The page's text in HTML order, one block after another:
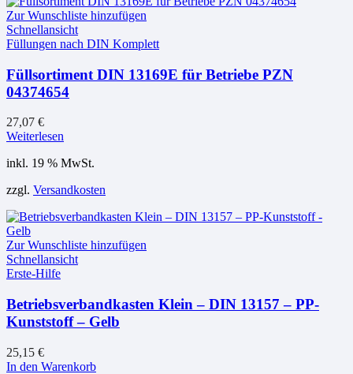
Zur Wunschliste hinzufügen
Schnellansicht
Füllungen nach DIN Komplett
Füllsortiment DIN 13169E für Betriebe PZN
04374654
27,07 €
Weiterlesen
inkl. 19 % MwSt.
zzgl. Versandkosten
Zur Wunschliste hinzufügen
Schnellansicht
Erste-Hilfe
Betriebsverbandkasten Klein – DIN 13157 – PP-
Kunststoff – Gelb
25,15 €
In den Warenkorb